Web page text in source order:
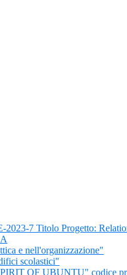
7 Titolo Progetto:
e nell'organizzazione"
scolastici"
OF UBUNTU" codice